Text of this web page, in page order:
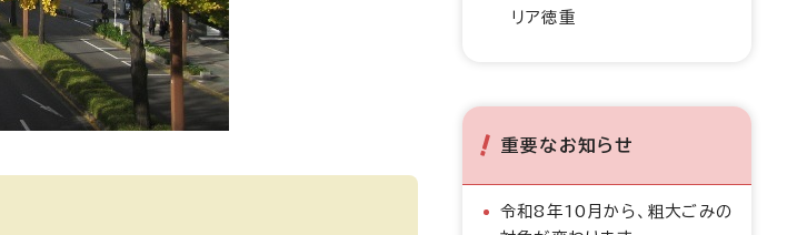
リア徳重
重要なお知らせ
令和8年10月から、粗大ごみの